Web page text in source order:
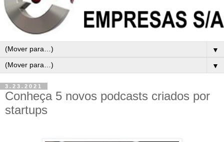
▼
▼
3.23.2021
Conheça 5 novos podcasts criados por
startups